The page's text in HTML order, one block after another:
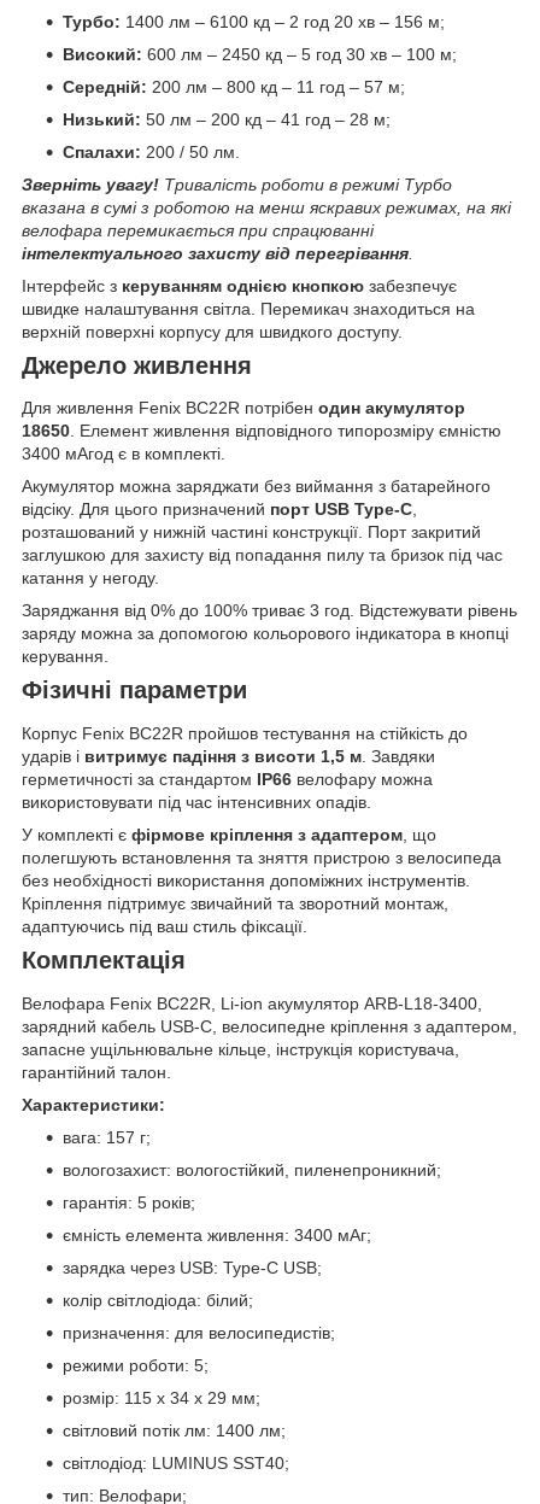
Турбо: 1400 лм – 6100 кд – 2 год 20 хв – 156 м;
Високий: 600 лм – 2450 кд – 5 год 30 хв – 100 м;
Середній: 200 лм – 800 кд – 11 год – 57 м;
Низький: 50 лм – 200 кд – 41 год – 28 м;
Спалахи: 200 / 50 лм.
Зверніть увагу! Тривалість роботи в режимі Турбо
вказана в сумі з роботою на менш яскравих режимах, на які
велофара перемикається при спрацюванні
інтелектуального захисту від перегрівання
Інтерфейс з керуванням однією кнопкою забезпечує
швидке налаштування світла. Перемикач знаходиться на
верхній поверхні корпусу для швидкого доступу.
Джерело живлення
Для живлення Fenix BC22R потрібен один акумулятор
18650. Елемент живлення відповідного типорозміру ємністю
3400 мАгод є в комплекті.
Акумулятор можна заряджати без виймання з батарейного
відсіку. Для цього призначений порт USB Type-C,
розташований у нижній частині конструкції. Порт закритий
заглушкою для захисту від попадання пилу та бризок під час
катання у негоду.
Заряджання від 0% до 100% триває 3 год. Відстежувати рівень
заряду можна за допомогою кольорового індикатора в кнопці
керування.
Фізичні параметри
Корпус Fenix BC22R пройшов тестування на стійкість до
ударів і витримує падіння з висоти 1,5 м . Завдяки
герметичності за стандартом IP66 велофару можна
використовувати під час інтенсивних опадів.
У комплекті є фірмове кріплення з адаптером , що
полегшують встановлення та зняття пристрою з велосипеда
без необхідності використання допоміжних інструментів.
Кріплення підтримує звичайний та зворотний монтаж,
адаптуючись під ваш стиль фіксації.
Комплектація
Велофара Fenix BC22R, Li-ion акумулятор ARB-L18-3400,
зарядний кабель USB-C, велосипедне кріплення з адаптером,
запасне ущільнювальне кільце, інструкція користувача,
гарантійний талон.
Характеристики:
вага: 157 г;
вологозахист: вологостійкий, пиленепроникний;
гарантія: 5 років;
ємність елемента живлення: 3400 мАг;
зарядка через USB: Type-C USB;
колір світлодіода: білий;
призначення: для велосипедистів;
режими роботи: 5;
розмір: 115 х 34 х 29 мм;
світловий потік лм: 1400 лм;
світлодіод: LUMINUS SST40;
тип: Велофари;